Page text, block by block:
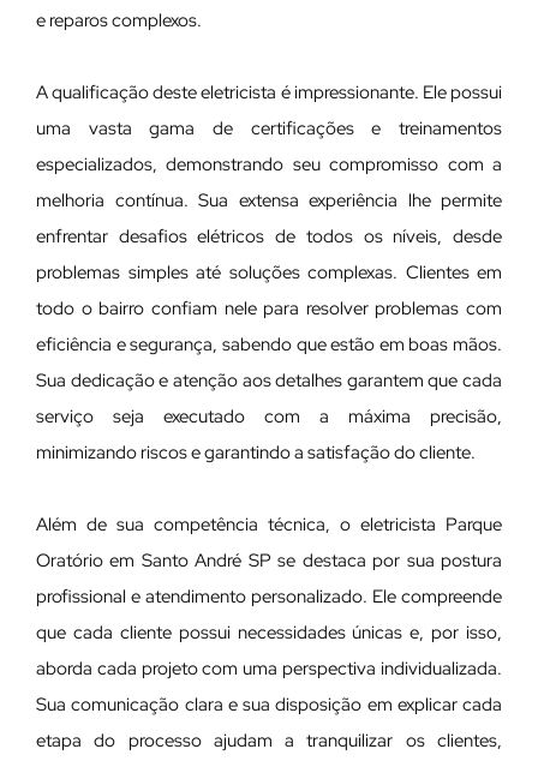
e reparos complexos.
A qualificação deste eletricista é impressionante. Ele possui
uma vasta gama de certificações e treinamentos
especializados, demonstrando seu compromisso com a
melhoria contínua. Sua extensa experiência lhe permite
enfrentar desafios elétricos de todos os níveis, desde
problemas simples até soluções complexas. Clientes em
todo o bairro confiam nele para resolver problemas com
eficiência e segurança, sabendo que estão em boas mãos.
Sua dedicação e atenção aos detalhes garantem que cada
serviço seja executado com a máxima precisão,
minimizando riscos e garantindo a satisfação do cliente.
Além de sua competência técnica, o eletricista Parque
Oratório em Santo André SP se destaca por sua postura
profissional e atendimento personalizado. Ele compreende
que cada cliente possui necessidades únicas e, por isso,
aborda cada projeto com uma perspectiva individualizada.
Sua comunicação clara e sua disposição em explicar cada
etapa do processo ajudam a tranquilizar os clientes,